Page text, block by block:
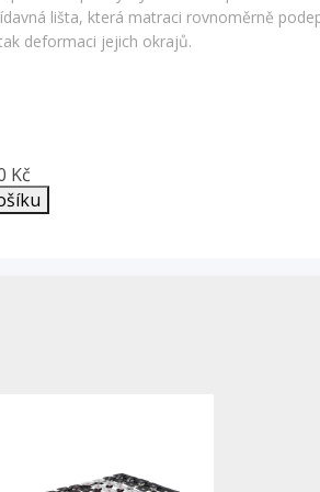
lišta, která matraci rovnoměrně
deformaci jejich okrajů.
Kč